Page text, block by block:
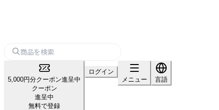
5,000円分クーポン進呈中
クーポン
進呈中
無料で登録
ログイン
メニュー
言語